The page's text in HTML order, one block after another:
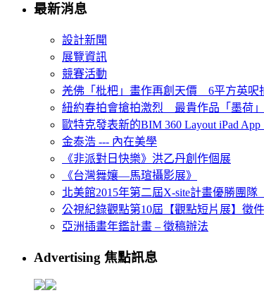
最新消息
設計新聞
展覽資訊
競賽活動
羌佛「枇杷」畫作再創天價 6平方英呎
紐約春拍會搶拍激烈 最貴作品「墨荷
歐特克發表新的BIM 360 Layout iPad
金泰浩 --- 內在美學
《非派對日快樂》洪乙丹創作個展
《台灣舞孃—馬瑄攝影展》
北美館2015年第二屆X-site計畫優勝團
公視紀錄觀點第10屆【觀點短片展】徵
亞洲插畫年鑑計畫 – 徵稿辦法
Advertising 焦點訊息